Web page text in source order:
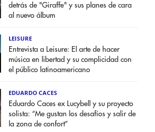
detrás de "Giraffe" y sus planes de cara
al nuevo álbum
LEISURE
Entrevista a Leisure: El arte de hacer
música en libertad y su complicidad con
el público latinoamericano
EDUARDO CACES
Eduardo Caces ex Lucybell y su proyecto
solista: “Me gustan los desafíos y salir de
la zona de confort”